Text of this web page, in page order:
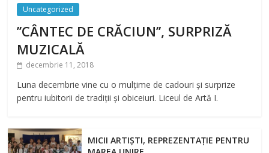
Uncategorized
’’CÂNTEC DE CRĂCIUN’’, SURPRIZĂ
MUZICALĂ
decembrie 11, 2018
Luna decembrie vine cu o mulțime de cadouri și surprize
pentru iubitorii de tradiții și obiceiuri. Liceul de Artă I.
MICII ARTIȘTI, REPREZENTAȚIE PENTRU